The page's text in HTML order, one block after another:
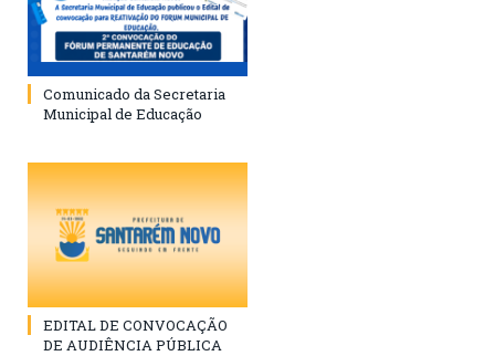
Comunicado da Secretaria
Municipal de Educação
EDITAL DE CONVOCAÇÃO
DE AUDIÊNCIA PÚBLICA